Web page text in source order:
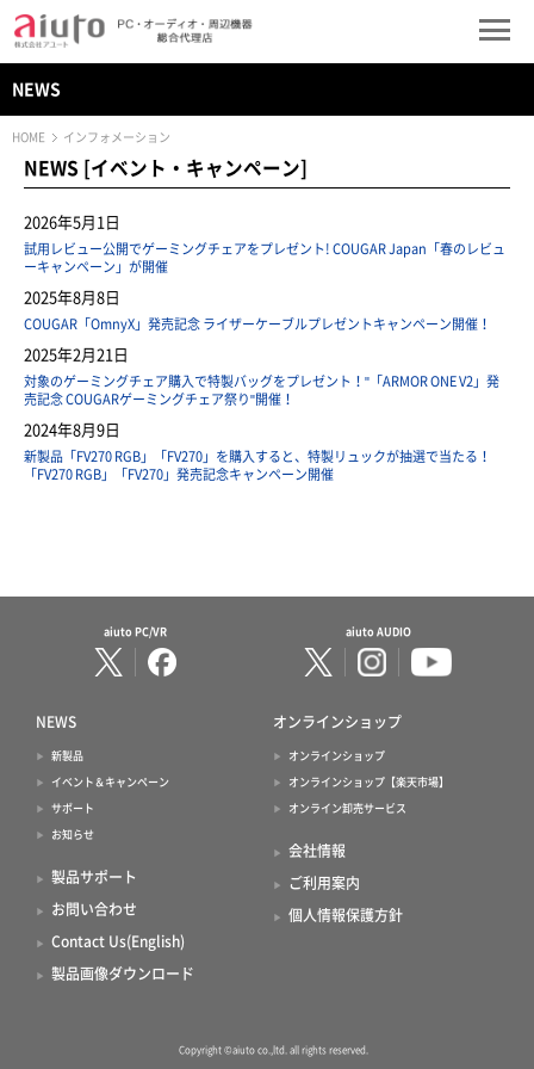
NEWS
HOME インフォメーション
NEWS [イベント・キャンペーン]
2026年5月1日
試用レビュー公開でゲーミングチェアをプレゼント! COUGAR Japan「春のレビュ
ーキャンペーン」が開催
2025年8月8日
COUGAR「OmnyX」発売記念 ライザーケーブルプレゼントキャンペーン開催！
2025年2月21日
対象のゲーミングチェア購入で特製バッグをプレゼント！"「ARMOR ONE V2」発
売記念 COUGARゲーミングチェア祭り"開催！
2024年8月9日
新製品「FV270 RGB」「FV270」を購入すると、特製リュックが抽選で当たる！
「FV270 RGB」「FV270」発売記念キャンペーン開催
aiuto PC/VR aiuto AUDIO
NEWS
新製品
イベント＆キャンペーン
サポート
お知らせ
製品サポート
お問い合わせ
Contact Us(English)
製品画像ダウンロード
オンラインショップ
オンラインショップ
オンラインショップ【楽天市場】
オンライン卸売サービス
会社情報
ご利用案内
個人情報保護方針
Copyright ©aiuto co.,ltd. all rights reserved.